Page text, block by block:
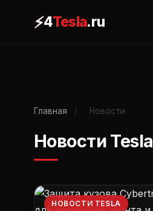
⚡4Tesla.ru
Главная / Новости
Новости Tesla
НОВОСТИ TESLA